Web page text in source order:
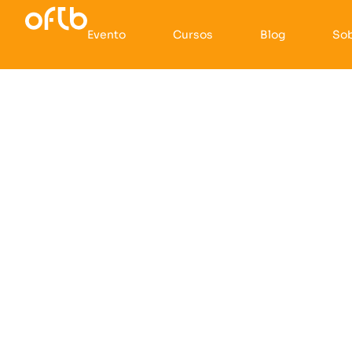
Evento Cursos Blog